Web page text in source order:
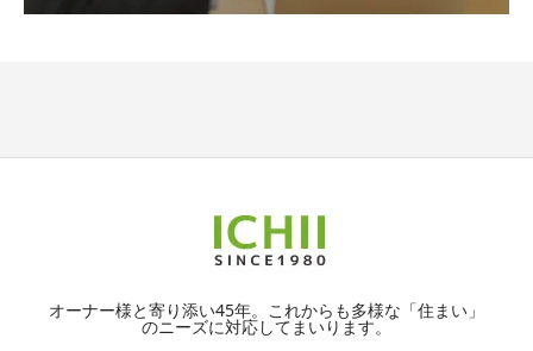
オーナー様と寄り添い45年。これからも多様な「住まい」
のニーズに対応してまいります。